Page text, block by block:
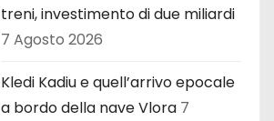
treni, investimento di due miliardi
7 Agosto 2026
Kledi Kadiu e quell’arrivo epocale
a bordo della nave Vlora 7